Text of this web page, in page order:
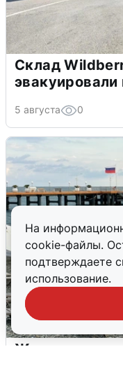
На
cookie-файлы.
подтверждаете
использование.
Склад
5 августа 0
Жители и